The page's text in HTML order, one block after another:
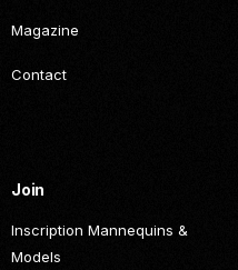
Magazine
Contact
Join
Inscription Mannequins &
Models